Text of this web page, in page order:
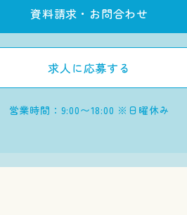
資料請求・お問合わせ
求人に応募する
営業時間：9:00〜18:00 ※日曜休み